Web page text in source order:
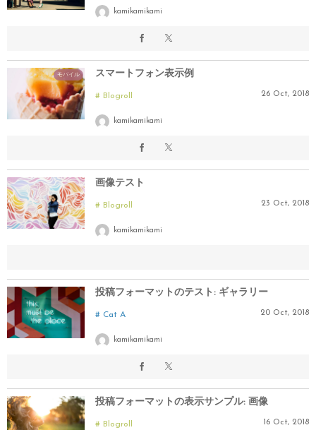
kamikamikami
モバイル スマートフォン表示例
Blogroll 26 Oct, 2018
kamikamikami
画像テスト
Blogroll 23 Oct, 2018
kamikamikami
投稿フォーマットのテスト: ギャラリー
Cat A 20 Oct, 2018
kamikamikami
投稿フォーマットの表示サンプル: 画像
Blogroll 16 Oct, 2018